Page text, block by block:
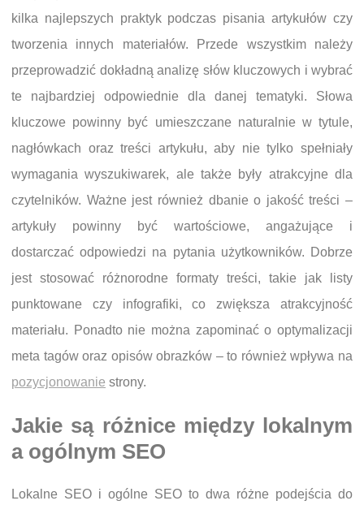
kilka najlepszych praktyk podczas pisania artykułów czy
tworzenia innych materiałów. Przede wszystkim należy
przeprowadzić dokładną analizę słów kluczowych i wybrać
te najbardziej odpowiednie dla danej tematyki. Słowa
kluczowe powinny być umieszczane naturalnie w tytule,
nagłówkach oraz treści artykułu, aby nie tylko spełniały
wymagania wyszukiwarek, ale także były atrakcyjne dla
czytelników. Ważne jest również dbanie o jakość treści –
artykuły powinny być wartościowe, angażujące i
dostarczać odpowiedzi na pytania użytkowników. Dobrze
jest stosować różnorodne formaty treści, takie jak listy
punktowane czy infografiki, co zwiększa atrakcyjność
materiału. Ponadto nie można zapominać o optymalizacji
meta tagów oraz opisów obrazków – to również wpływa na
pozycjonowanie strony.
Jakie są różnice między lokalnym
a ogólnym SEO
Lokalne SEO i ogólne SEO to dwa różne podejścia do